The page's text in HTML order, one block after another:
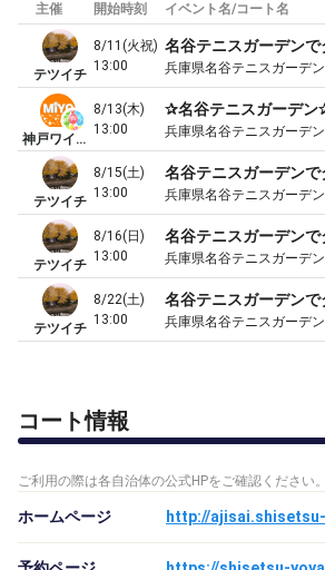
主催 開始時刻 イベント名/コート名
テツイチ
8/11(火祝)
13:00
兵庫県名谷テニスガーデン
神戸ワイワイ TENNIS CLUB
8/13(木)
13:00
兵庫県名谷テニスガーデン
テツイチ
8/15(土)
13:00
兵庫県名谷テニスガーデン
テツイチ
8/16(日)
13:00
兵庫県名谷テニスガーデン
テツイチ
8/22(土)
13:00
兵庫県名谷テニスガーデン
コート情報
ご利用の際は各自治体の公式HPをご確認ください。
ホームページ